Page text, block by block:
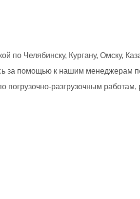
по Челябинску, Кургану, Омску,
за помощью к нашим менеджерам
погрузочно-разгрузочным